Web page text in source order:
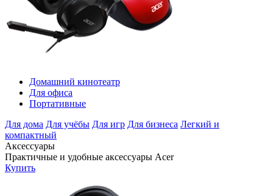
Домашний кинотеатр
Для офиса
Портативные
Для дома Для учёбы Для игр Для бизнеса Легкий и
компактный
Аксессуары
Практичные и удобные аксессуары Acer
Купить